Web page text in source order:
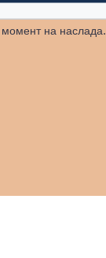
което
момент на наслада.